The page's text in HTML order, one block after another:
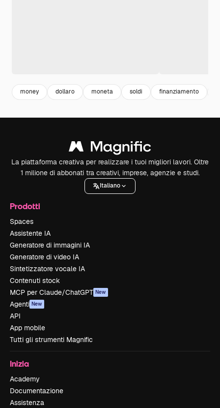
money dollaro moneta soldi finanziamento
La piattaforma creativa per realizzare i tuoi migliori lavori. Oltre
1 milione di abbonati tra creativi, imprese, agenzie e studi.
Italiano
Prodotti
Spaces
Assistente IA
Generatore di immagini IA
Generatore di video IA
Sintetizzatore vocale IA
Contenuti stock
MCP per Claude/ChatGPT New
Agenti New
API
App mobile
Tutti gli strumenti Magnific
Inizia
Academy
Documentazione
Assistenza